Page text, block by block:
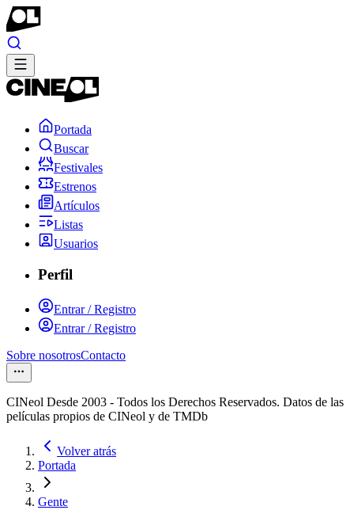
Portada
Buscar
Festivales
Estrenos
Artículos
Listas
Usuarios
Perfil
Entrar / Registro
Entrar / Registro
Sobre nosotrosContacto
CINeol Desde 2003 - Todos los Derechos Reservados. Datos de las
películas propios de CINeol y de TMDb
Volver atrás
Portada
Gente